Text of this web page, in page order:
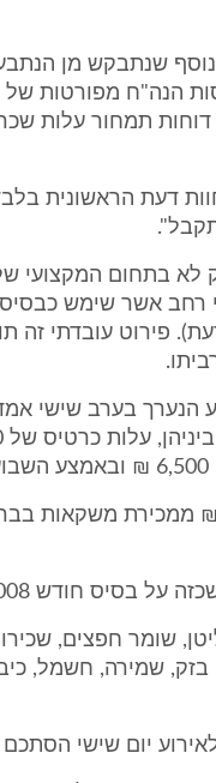
שנתבקש מן הנתבע
הנה"ח מפורטות של
3/2008 - 5/2008, דוחות
דעת הראשונית
בתחום המקצועי
רחב אשר שימש
4 לחוות הדעת). פירוט
הנערך בערב שישי
חודש 3/2008 היו כדלקמן:
שומר חפצים,
בזק, שמירה, חשמל,
הסתכם לסך 13,852 ₪ (לא